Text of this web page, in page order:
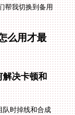
么用才最
解决卡顿和
时掉线和合成
尽回廊”时，每